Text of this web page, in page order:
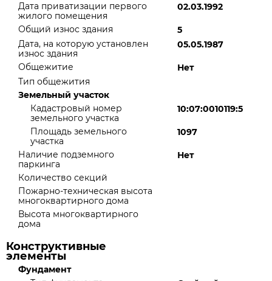
Дата приватизации первого
жилого помещения
02.03.1992
Общий износ здания
5
Дата, на которую установлен
износ здания
05.05.1987
Общежитие
Нет
Тип общежития
Земельный участок
Кадастровый номер
земельного участка
10:07:0010119:5
Площадь земельного
участка
1097
Наличие подземного
паркинга
Нет
Количество секций
Пожарно-техническая высота
многоквартирного дома
Высота многоквартирного
дома
Конструктивные
элементы
Фундамент